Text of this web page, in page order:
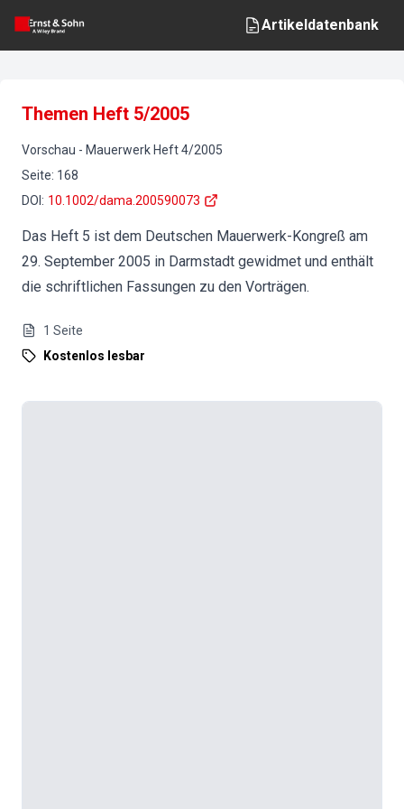
Artikeldatenbank
Themen Heft 5/2005
Vorschau - Mauerwerk Heft4/2005
Seite: 168
DOI : 10.1002/dama.200590073
Das Heft 5 ist dem Deutschen Mauerwerk-Kongreß am
29. September 2005 in Darmstadt gewidmet und enthält
die schriftlichen Fassungen zu den Vorträgen.
1 Seite
Kostenlos lesbar